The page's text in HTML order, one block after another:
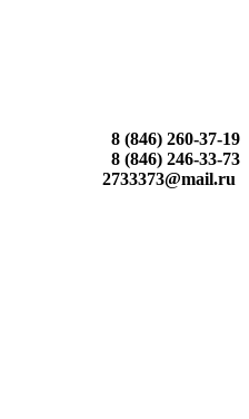
8 (846) 260-37-19
8 (846) 246-33-73
2733373@mail.ru